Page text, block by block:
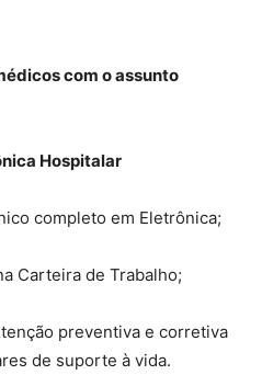
com o assunto
Hospitalar
completo em Eletrônica;
Carteira de Trabalho;
preventiva e corretiva
de suporte à vida.